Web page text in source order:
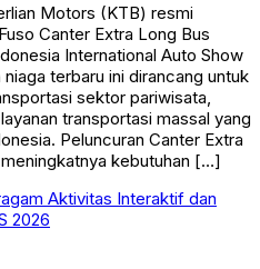
Motors (KTB) resmi
Canter Extra Long Bus
International Auto Show
niaga terbaru ini dirancang untuk
sektor pariwisata,
transportasi massal yang
Peluncuran Canter Extra
kebutuhan […]